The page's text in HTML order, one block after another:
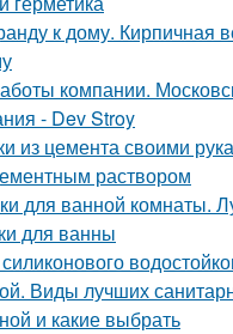
к дому. Кирпичная
компании.
- Dev Stroy
из цемента своими
раствором
для ванной комнаты.
для ванны
Виды лучших
и какие выбрать